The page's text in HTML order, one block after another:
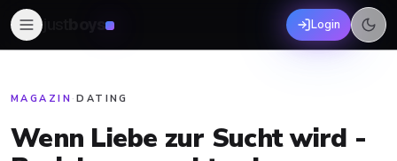
boys Login
MAGAZIN ·DATING
Wenn Liebe zur Sucht wird -